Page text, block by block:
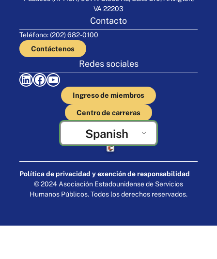
VA 22203
Contacto
Teléfono: (202) 682-0100
Contáctenos
Redes sociales
LinkedIn Facebook YouTube
Ingreso de miembros
Centro de carreras
Spanish
Elaborado por Cornershop Creative
Política de privacidad y exención de responsabilidad
© 2024 Asociación Estadounidense de Servicios
Humanos Públicos. Todos los derechos reservados.